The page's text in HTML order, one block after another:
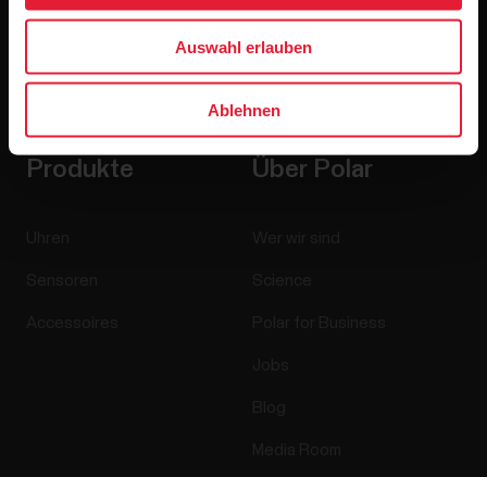
Auswahl erlauben
Ablehnen
Wenn du auf „Abonnieren“ klickst, erklärst du dich damit
einverstanden, E-Mails von Polar zu erhalten und bestätigst,
dass du unseren
Produkte Über Polar